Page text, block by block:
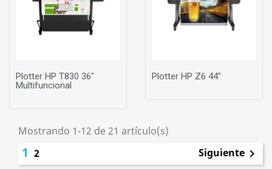
Plotter HP T830 36"
Multifuncional
Plotter HP Z6 44"
Mostrando 1-12 de 21 artículo(s)
1 2 Siguiente 